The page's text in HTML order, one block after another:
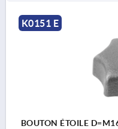
K0151 E
BOUTON ÉTOILE D=M16, D1=80 H=50, FORME:E,